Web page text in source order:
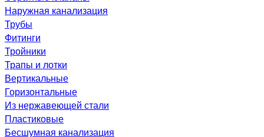
Наружная канализация
Трубы
Фитинги
Тройники
Трапы и лотки
Вертикальные
Горизонтальные
Из нержавеющей стали
Пластиковые
Бесшумная канализация